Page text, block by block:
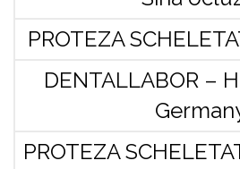
PROTEZA
DENTALLABOR –
PROTEZA